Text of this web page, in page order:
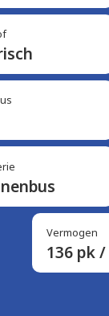
Vermogen
136 pk